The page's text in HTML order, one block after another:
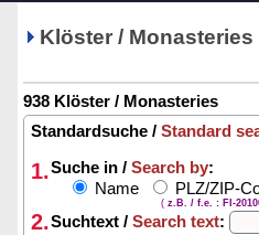
Klöster / Monasteries
938 Klöster / Monasteries
Standardsuche / Standard
1.Suche in / Search by:
Name
PLZ/ZIP-
( z.B. / f.e. : FI-
2.Suchtext / Search text: